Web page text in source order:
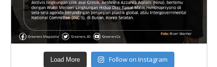
Load More Follow on Instagram